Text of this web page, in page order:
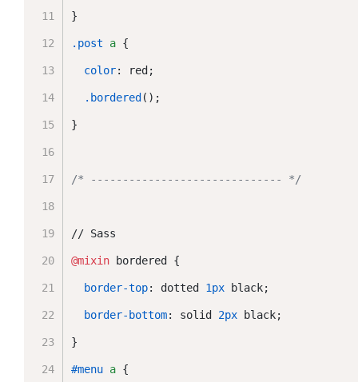
}
.post a {
color: red;
.bordered ();
}
/* ------------------------------ */
// Sass
@mixin bordered {
border-top: dotted 1px black;
border-bottom: solid 2px black;
}
#menu a {